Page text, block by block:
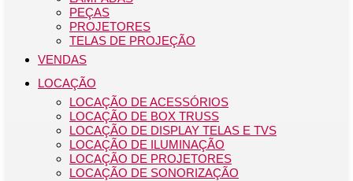
PEÇAS
PROJETORES
TELAS DE PROJEÇÃO
VENDAS
LOCAÇÃO
LOCAÇÃO DE ACESSÓRIOS
LOCAÇÃO DE BOX TRUSS
LOCAÇÃO DE DISPLAY TELAS E TVS
LOCAÇÃO DE ILUMINAÇÃO
LOCAÇÃO DE PROJETORES
LOCAÇÃO DE SONORIZAÇÃO